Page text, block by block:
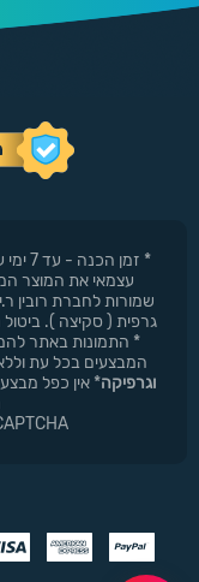
*
עצמאי את המוצר
שמורות לחברת רובין
* התמונות באתר
המבצעים בכל עת
וגרפיקה* אין כפל